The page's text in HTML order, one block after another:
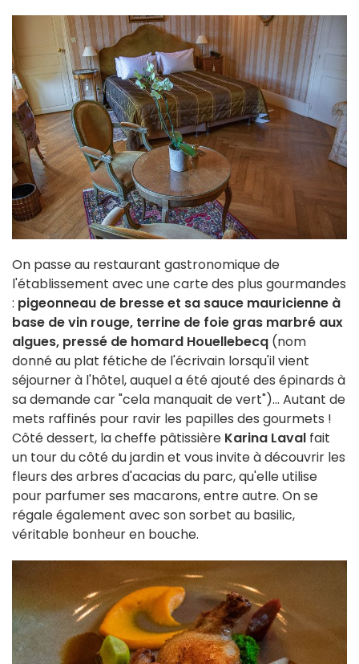
On passe au restaurant gastronomique de
l'établissement avec une carte des plus gourmandes
: pigeonneau de bresse et sa sauce mauricienne à
base de vin rouge, terrine de foie gras marbré aux
algues, pressé de homard Houellebecq (nom
donné au plat fétiche de l'écrivain lorsqu'il vient
séjourner à l'hôtel, auquel a été ajouté des épinards à
sa demande car "cela manquait de vert")... Autant de
mets raffinés pour ravir les papilles des gourmets !
Côté dessert, la cheffe pâtissière Karina Laval fait
un tour du côté du jardin et vous invite à découvrir les
fleurs des arbres d'acacias du parc, qu'elle utilise
pour parfumer ses macarons, entre autre. On se
régale également avec son sorbet au basilic,
véritable bonheur en bouche.